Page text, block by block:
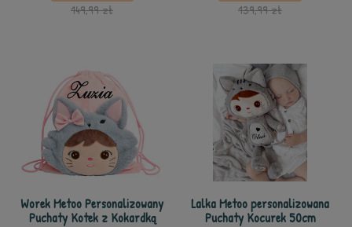
149,99 zł 139,99 zł
Worek Metoo Personalizowany
Puchaty Kotek z Kokardką
Lalka Metoo personalizowana
Puchaty Kocurek 50cm